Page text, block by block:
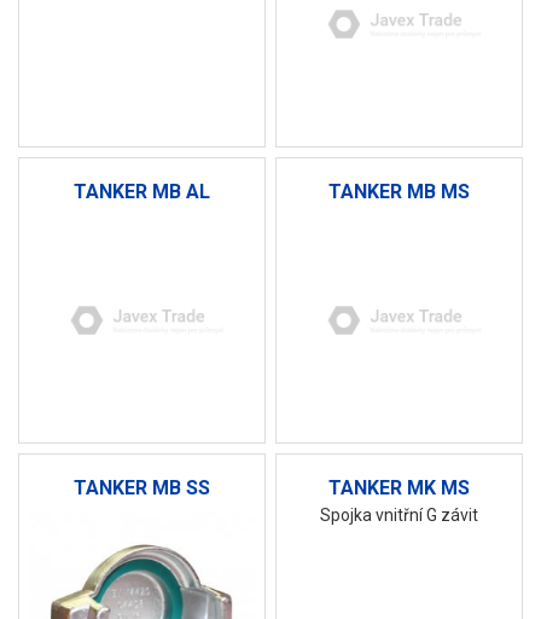
TANKER MB AL TANKER MB MS
TANKER MB SS TANKER MK MS
Spojka vnitřní G závit